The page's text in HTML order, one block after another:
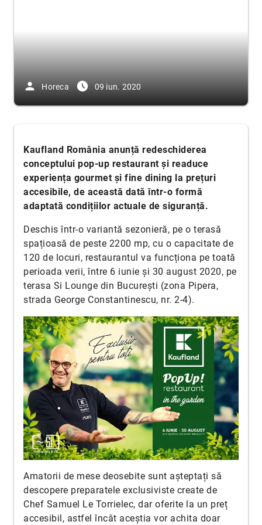
person Horeca access_time_filled 09 iun. 2020
Kaufland România anunță redeschiderea
conceptului pop-up restaurant și readuce
experiența gourmet și fine dining la prețuri
accesibile, de această dată într-o formă
adaptată condițiilor actuale de siguranță.
Deschis într-o variantă sezonieră, pe o terasă
spațioasă de peste 2200 mp, cu o capacitate de
120 de locuri, restaurantul va funcționa pe toată
perioada verii, între 6 iunie și 30 august 2020, pe
terasa Si Lounge din București (zona Pipera,
strada George Constantinescu, nr. 2-4).
Amatorii de mese deosebite sunt așteptați să
descopere preparatele exclusiviste create de
Chef Samuel Le Torrielec, dar oferite la un preț
accesibil, astfel încât aceștia vor achita doar